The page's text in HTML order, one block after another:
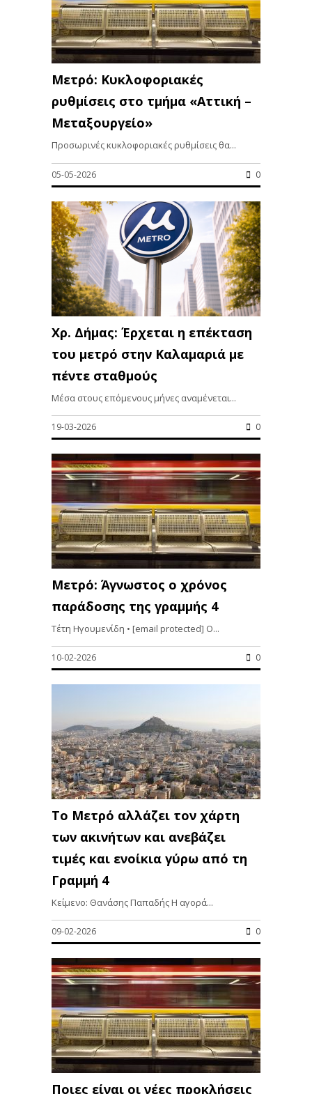
Μετρό: Κυκλοφοριακές
ρυθμίσεις στο τμήμα «Αττική –
Μεταξουργείο»
Προσωρινές κυκλοφοριακές ρυθμίσεις θα...
05-05-2026 0
Χρ. Δήμας: Έρχεται η επέκταση
του μετρό στην Καλαμαριά με
πέντε σταθμούς
Μέσα στους επόμενους μήνες αναμένεται...
19-03-2026 0
Μετρό: Άγνωστος ο χρόνος
παράδοσης της γραμμής 4
Τέτη Ηγουμενίδη • [email protected] Ο...
10-02-2026 0
Το Μετρό αλλάζει τον χάρτη
των ακινήτων και ανεβάζει
τιμές και ενοίκια γύρω από τη
Γραμμή 4
Κείμενο: Θανάσης Παπαδής Η αγορά...
09-02-2026 0
Ποιες είναι οι νέες προκλήσεις